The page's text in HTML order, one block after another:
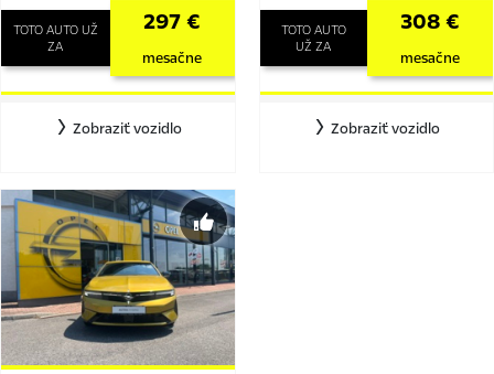
TOTO AUTO UŽ
ZA
297 €
mesačne
Zobraziť vozidlo
TOTO AUTO
UŽ ZA
308 €
mesačne
Zobraziť vozidlo